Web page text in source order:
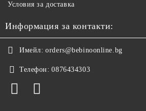
Условия за доставка
Информация за контакти:
Имейл: orders@bebinoonline.bg
Телефон: 0876434303